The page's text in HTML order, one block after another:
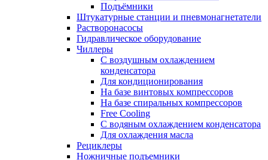
Подъёмники
Штукатурные станции и пневмонагнетатели
Растворонасосы
Гидравлическое оборудование
Чиллеры
С воздушным охлаждением
конденсатора
Для кондиционирования
На базе винтовых компрессоров
На базе спиральных компрессоров
Free Cooling
С водяным охлаждением конденсатора
Для охлаждения масла
Рециклеры
Ножничные подъемники